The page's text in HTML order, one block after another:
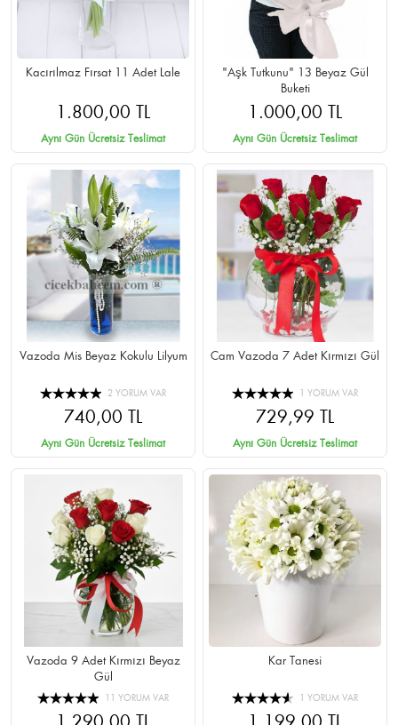
Kacırılmaz Fırsat 11 Adet Lale
1.800,00 TL
Aynı Gün Ücretsiz Teslimat
"Aşk Tutkunu" 13 Beyaz Gül
Buketi
1.000,00 TL
Aynı Gün Ücretsiz Teslimat
Vazoda Mis Beyaz Kokulu Lilyum
2 YORUM VAR
740,00 TL
Aynı Gün Ücretsiz Teslimat
Cam Vazoda 7 Adet Kırmızı Gül
1 YORUM VAR
729,99 TL
Aynı Gün Ücretsiz Teslimat
Vazoda 9 Adet Kırmızı Beyaz
Gül
11 YORUM VAR
Kar Tanesi
1 YORUM VAR